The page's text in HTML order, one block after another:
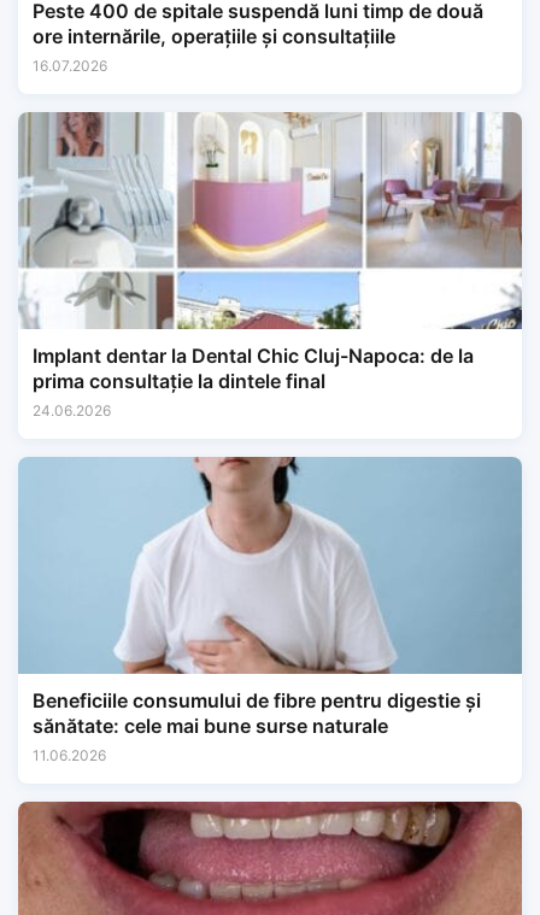
Peste 400 de spitale suspendă luni timp de două
ore internările, operațiile și consultațiile
16.07.2026
Implant dentar la Dental Chic Cluj-Napoca: de la
prima consultație la dintele final
24.06.2026
Beneficiile consumului de fibre pentru digestie și
sănătate: cele mai bune surse naturale
11.06.2026